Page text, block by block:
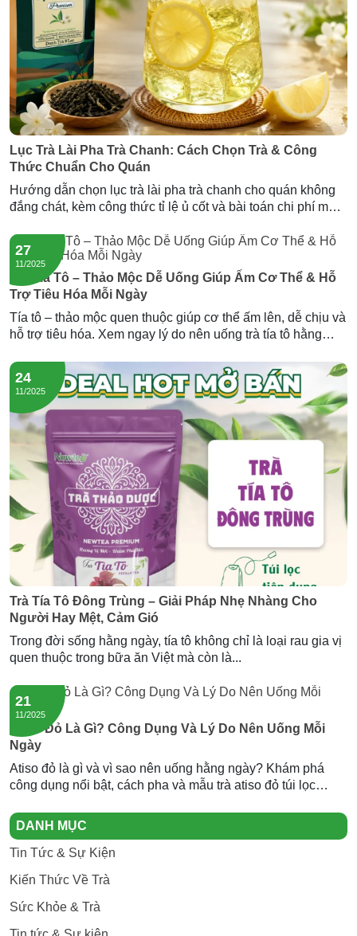
Lục Trà Lài Pha Trà Chanh: Cách Chọn Trà & Công
Thức Chuẩn Cho Quán
Hướng dẫn chọn lục trà lài pha trà chanh cho quán không
đắng chát, kèm công thức tỉ lệ ủ cốt và bài toán chi phí mỗi
27
11/2025
Trà Tía Tô – Thảo Mộc Dễ Uống Giúp Ấm Cơ Thể & Hỗ
Trợ Tiêu Hóa Mỗi Ngày
Tía tô – thảo mộc quen thuộc giúp cơ thể ấm lên, dễ chịu và
hỗ trợ tiêu hóa. Xem ngay lý do nên uống trà tía tô hằng
24
11/2025
Trà Tía Tô Đông Trùng – Giải Pháp Nhẹ Nhàng Cho
Người Hay Mệt, Cảm Gió
Trong đời sống hằng ngày, tía tô không chỉ là loại rau gia vị
quen thuộc trong bữa ăn Việt mà còn là...
21
11/2025
Atiso Đỏ Là Gì? Công Dụng Và Lý Do Nên Uống Mỗi
Ngày
Atiso đỏ là gì và vì sao nên uống hằng ngày? Khám phá
công dụng nổi bật, cách pha và mẫu trà atiso đỏ túi lọc
DANH MỤC
Tin Tức & Sự Kiện
Kiến Thức Về Trà
Sức Khỏe & Trà